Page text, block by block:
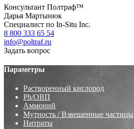
Консультант Полтраф™
Дарья Мартынюк
Специалист по In-Situ Inc.
8 800 333 65 54
info@poltraf.ru
Задать вопрос
Параметры
Растворенный кислород
Ph/ОВП
Аммоний
Мутность / Взвешенные частицы
Нитраты